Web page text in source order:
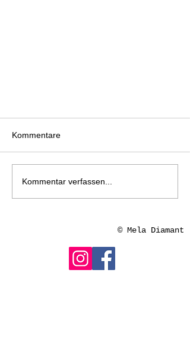
Kommentare
Kommentar verfassen...
© Mela Diamant